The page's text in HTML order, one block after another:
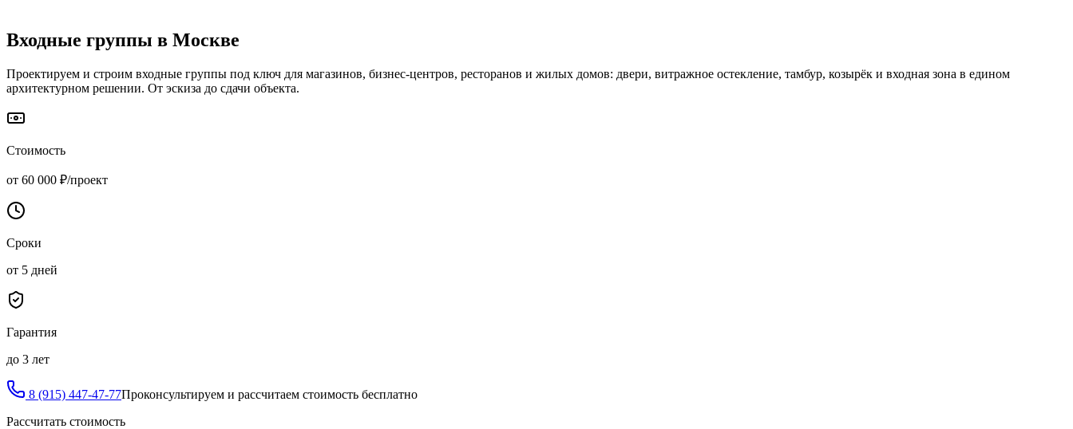
Входные группы в Москве
Проектируем и строим входные группы под ключ для магазинов, бизнес-центров, ресторанов и жилых домов: двери, витражное остекление, тамбур, козырёк и входная зона в едином
архитектурном решении. От эскиза до сдачи объекта.
Стоимость
от 60 000 ₽/проект
Сроки
от 5 дней
Гарантия
до 3 лет
8 (915) 447-47-77Проконсультируем и рассчитаем стоимость бесплатно
Рассчитать стоимость